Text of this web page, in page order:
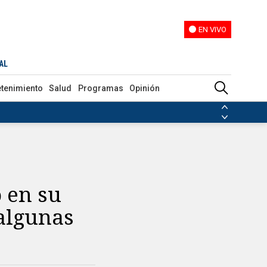
EN VIVO
Salud Programas Opinión
su